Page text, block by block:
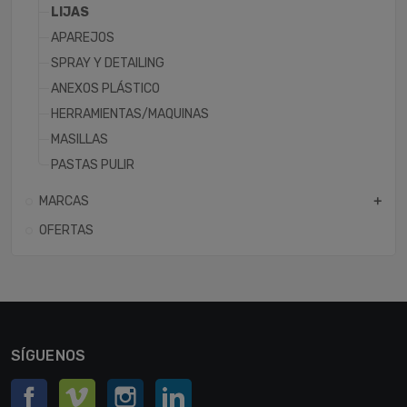
LIJAS
APAREJOS
SPRAY Y DETAILING
ANEXOS PLÁSTICO
HERRAMIENTAS/MAQUINAS
MASILLAS
PASTAS PULIR
MARCAS add
OFERTAS
SÍGUENOS
Facebook Vimeo Instagram